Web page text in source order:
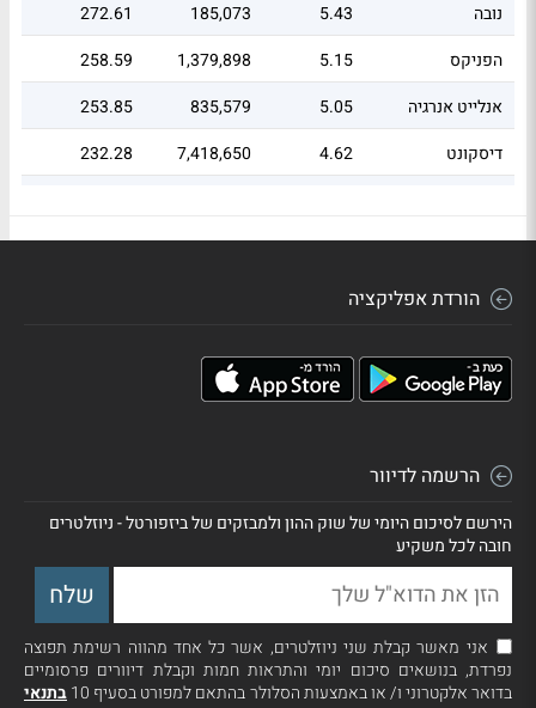
נובה
5.43
185,073
272.61
הפניקס
5.15
1,379,898
258.59
אנלייט אנרגיה
5.05
835,579
253.85
דיסקונט
4.62
7,418,650
232.28
הורדת אפליקציה
הרשמה לדיוור
הירשם לסיכום היומי של שוק ההון ולמבזקים של ביזפורטל - ניוזלטרים
חובה לכל משקיע
אני מאשר קבלת שני ניוזלטרים, אשר כל אחד מהווה רשימת תפוצה
נפרדת, בנושאים סיכום יומי והתראות חמות וקבלת דיוורים פרסומיים
בדואר אלקטרוני ו/ או באמצעות הסלולר בהתאם למפורט בסעיף 10
בתנאי